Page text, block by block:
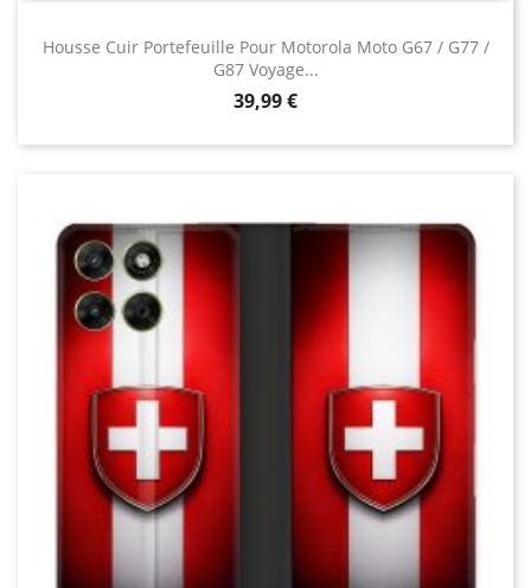
Housse Cuir Portefeuille Pour Motorola Moto G67 / G77 /
G87 Voyage...
Prix
39,99 €